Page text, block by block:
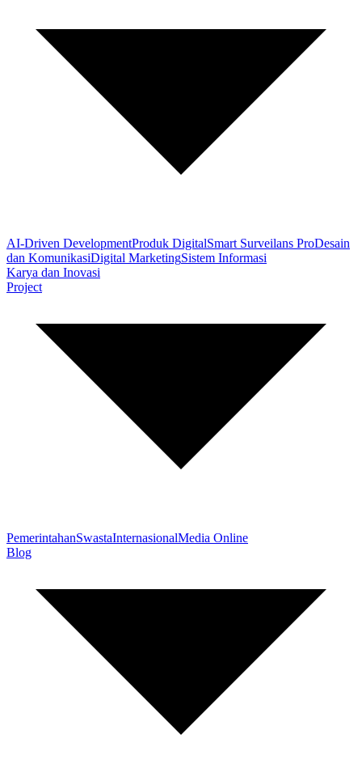
AI-Driven DevelopmentProduk DigitalSmart Surveilans ProDesain
dan KomunikasiDigital MarketingSistem Informasi
Karya dan Inovasi
Project
PemerintahanSwastaInternasionalMedia Online
Blog